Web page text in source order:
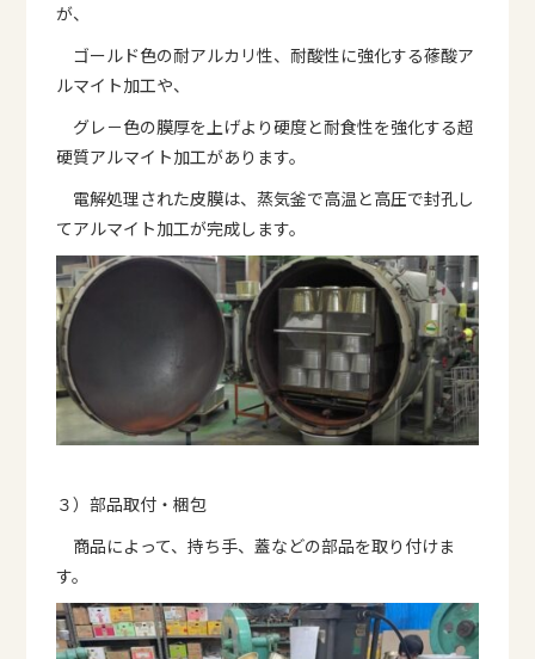
が、
ゴールド色の耐アルカリ性、耐酸性に強化する蓚酸ア
ルマイト加工や、
グレ－色の膜厚を上げより硬度と耐食性を強化する超
硬質アルマイト加工があります。
電解処理された皮膜は、蒸気釜で高温と高圧で封孔し
てアルマイト加工が完成します。
３）部品取付・梱包
商品によって、持ち手、蓋などの部品を取り付けま
す。